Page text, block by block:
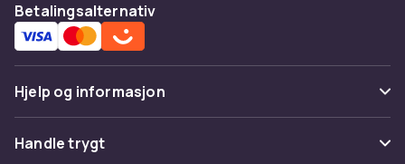
konkurransedyktige priser. Vi tilbyr rask
levering, enkel retur og trygg handel online.
Hos CDON finner du støydempende
hodetelefoner fra ledende merker som Sony,
levering, enkel retur og trygg handel online.
Betalingsalternativ
Hjelp og informasjon
Vanlige spørsmål
Handle trygt